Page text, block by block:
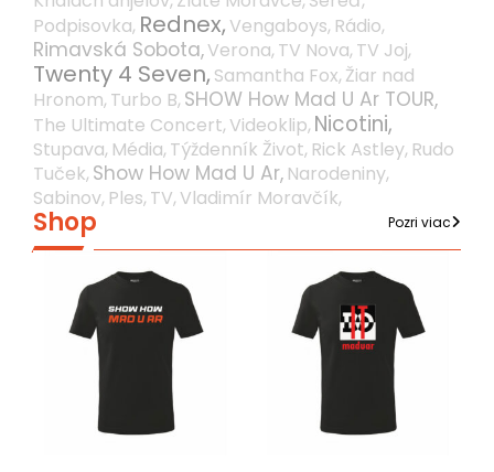
Podpisovka, Rednex, Vengaboys, Rádio,
Rimavská Sobota,Verona, TV Nova, TV Joj,
Twenty 4 Seven, Samantha Fox, Žiar nad
Hronom, Turbo B, SHOW How Mad U Ar TOUR,
The Ultimate Concert, Videoklip, Nicotini,
Stupava, Média, Týždenník Život, Rick Astley, Rudo
Tuček, Show How Mad U Ar, Narodeniny,
Sabinov, Ples, TV, Vladimír Moravčík,
Shop Pozri viac